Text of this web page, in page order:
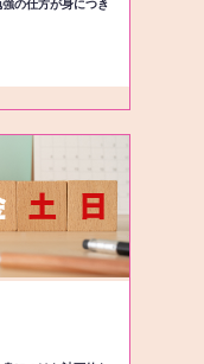
の仕方が身につき